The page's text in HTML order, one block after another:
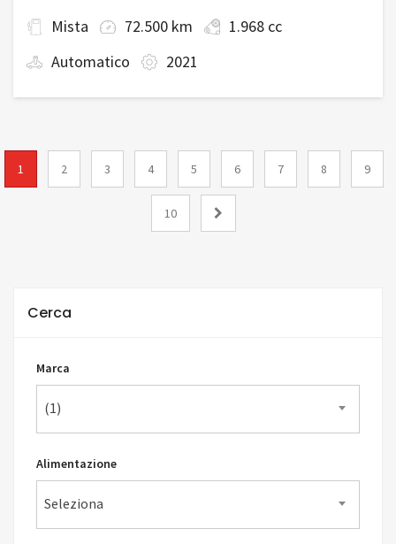
Mista 72.500 km
1.968 cc
Automatico
2021
1 2 3 4 5 6 7 8 9
10
Cerca
Marca
(1)
Alimentazione
Seleziona